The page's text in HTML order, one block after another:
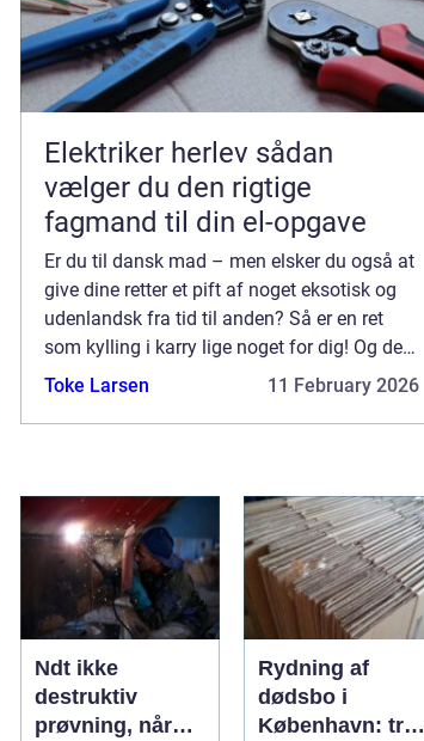
Elektriker herlev sådan
vælger du den rigtige
fagmand til din el-opgave
Er du til dansk mad – men elsker du også at
give dine retter et pift af noget eksotisk og
udenlandsk fra tid til anden? Så er en ret
som kylling i karry lige noget for dig! Og det
rigtigt fine ved kylling i karry er, at det er en
Toke Larsen 11 February 2026
Ndt ikke
destruktiv
prøvning, når
Rydning af
dødsbo i
København: tryg